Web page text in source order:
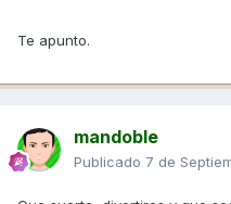
Te apunto.
mandoble
Publicado 7 de